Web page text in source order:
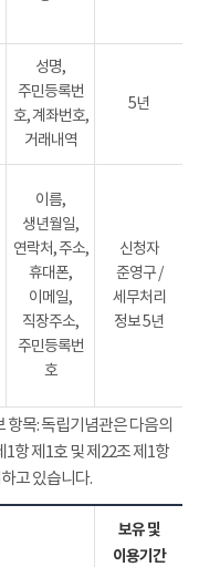
성명,
주민등록번
호, 계좌번호,
거래내역
5년
이름,
생년월일,
연락처, 주소,
휴대폰,
이메일,
직장주소,
주민등록번
호
신청자
준영구 /
세무처리
정보 5년
목: 독립기념관은 다음의
항 제1호 및 제22조 제1항
고 있습니다.
보유 및
이용기간